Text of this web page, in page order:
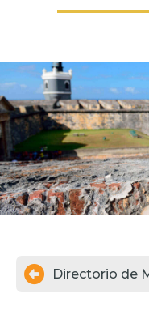
 Directorio de